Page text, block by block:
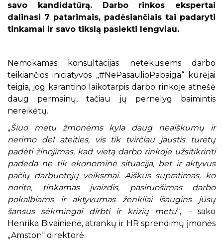
savo kandidatūrą. Darbo rinkos ekspertai
dalinasi 7 patarimais, padėsiančiais tai padaryti
tinkamai ir savo tikslą pasiekti lengviau.
Nemokamas konsultacijas netekusiems darbo
teikiančios iniciatyvos „#NePasaulioPabaiga“ kūrėjai
teigia, jog karantino laikotarpis darbo rinkoje atnešė
daug permainų, tačiau jų pernelyg baimintis
nereikėtų.
„Šiuo metu žmonėms kyla daug neaiškumų ir
nerimo dėl ateities, vis tik tvirčiau jaustis turėtų
padėti žinojimas, kad vietą darbo rinkoje užsitikrinti
padeda ne tik ekonominė situacija, bet ir aktyvūs
pačių darbuotojų veiksmai. Aiškus supratimas, ko
norite, tinkamas įvaizdis, pasiruošimas darbo
pokalbiams ir aktyvumas ženkliai išaugins jūsų
šansus sėkmingai dirbti ir krizių metu“, – sako
Henrika Bivainienė, atrankų ir HR sprendimų įmonės
„Amston“ direktorė.